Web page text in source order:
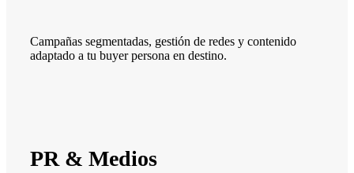
Campañas segmentadas, gestión de redes y contenido
adaptado a tu buyer persona en destino.
PR & Medios